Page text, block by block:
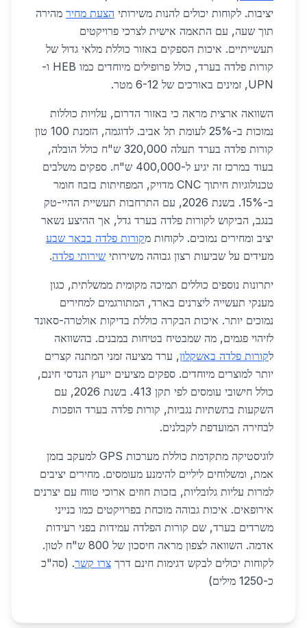
יציבות. לקוחות יכולים להנות משירותי הצעת מחיר מהירה
תוך שעה, עם התאמה אישית לצרכי פרויקטים
תעשייתיים. איכות הספקים באזור כוללת מלאי גדול של
קורות פלדה בערד, כולל פרופילים מיוחדים כמו HEB ו-
UPN, זמינים באורכים של 6-12 מטר.
השוואה ארצית מראה כי באזור הדרום, עלויות כוללות
נמוכות ב-25% לעומת תל אביב. לדוגמה, הזמנת 100 טון
קורות פלדה בערד תעלה 320,000 ש"ח כולל הובלה,
בעוד במרכז זה יגיע ל-400,000 ש"ח. ספקים משלבים
טכנולוגיות חיתוך CNC מדויק, המפחיתות בזבוז חומר
ב-15%. בשנת 2026, עם התרחבות תעשיית ההיי-טק
בנגב, הביקוש לקורות פלדה בערד גדל, אך ההיצע נשאר
יציב ומחירים נמוכים. לקוחות מקורות פלדה בבאר שבע
מעידים על שביעות רצון גבוהה משירותי שירותי פלדה.
יתרונות נוספים כוללים תמיכה מקומית ממשלתית, כגון
מענקי תעשייה ליצרנים בארד, המתורגמים למחירים
נמוכים יותר. איכות הבקרה כוללת בדיקות אולטרה-סאונד
לזיהוי פגמים, מה שמבטיח בטיחות במבנים. בהשוואה
לקורות פלדה באשקלון, ערד מציעה זמני המתנה קצרים
יותר למוצרים מיוחדים. ספקים מציעים ייעוץ הנדסי חינם,
כולל חישובי עומסים לפי תקן 413. בשנת 2026, עם
השקעות בתשתיות נגביות, קורות פלדה בערד הופכות
לבחירה המועדפת לקבלנים.
לוגיסטיקה מתקדמת כוללת מערכות GPS למעקב בזמן
אמת, ומשלוחים ליליים להימנע מעומסים. מחירים יציבים
למרות עליות גלובליות, בזכות חוזים ארוכי טווח עם יצרנים
אירופאים. איכות גבוהה מוכחת בפרויקטים כמו בנייני
משרדים בערד, שם קורות הפלדה עמידות בפני רעידות
אדמה. השוואה לצפון מראה חיסכון של 800 ש"ח לטון.
לקוחות יכולים לבקש דגימות חינם דרך צרו קשר. (סה"כ
כ-1250 מילים)